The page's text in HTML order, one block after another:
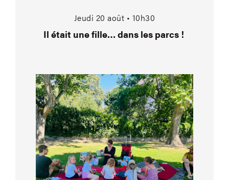
Jeudi 20 août • 10h30
Il était une fille… dans les parcs !